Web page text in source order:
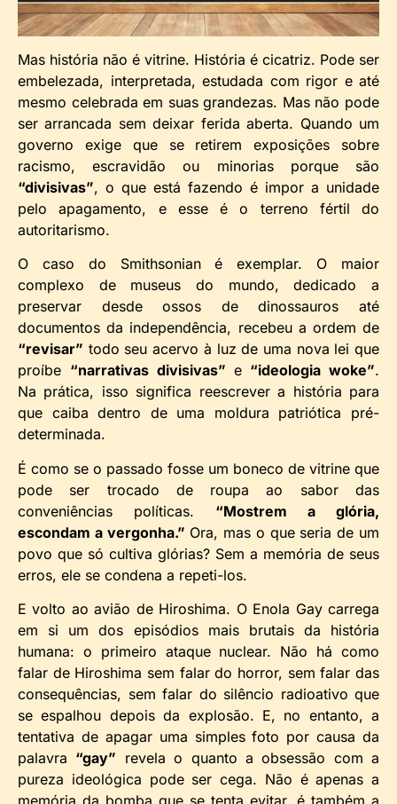
Mas história não é vitrine. História é cicatriz. Pode ser
embelezada, interpretada, estudada com rigor e até
mesmo celebrada em suas grandezas. Mas não pode
ser arrancada sem deixar ferida aberta. Quando um
governo exige que se retirem exposições sobre
racismo, escravidão ou minorias porque são
“divisivas”, o que está fazendo é impor a unidade
pelo apagamento, e esse é o terreno fértil do
autoritarismo.
O caso do Smithsonian é exemplar. O maior
complexo de museus do mundo, dedicado a
preservar desde ossos de dinossauros até
documentos da independência, recebeu a ordem de
“revisar” todo seu acervo à luz de uma nova lei que
proíbe “narrativas divisivas” e “ideologia woke”.
Na prática, isso significa reescrever a história para
que caiba dentro de uma moldura patriótica pré-
determinada.
É como se o passado fosse um boneco de vitrine que
pode ser trocado de roupa ao sabor das
conveniências políticas. “Mostrem a glória,
escondam a vergonha.” Ora, mas o que seria de um
povo que só cultiva glórias? Sem a memória de seus
erros, ele se condena a repeti-los.
E volto ao avião de Hiroshima. O Enola Gay carrega
em si um dos episódios mais brutais da história
humana: o primeiro ataque nuclear. Não há como
falar de Hiroshima sem falar do horror, sem falar das
consequências, sem falar do silêncio radioativo que
se espalhou depois da explosão. E, no entanto, a
tentativa de apagar uma simples foto por causa da
palavra “gay” revela o quanto a obsessão com a
pureza ideológica pode ser cega. Não é apenas a